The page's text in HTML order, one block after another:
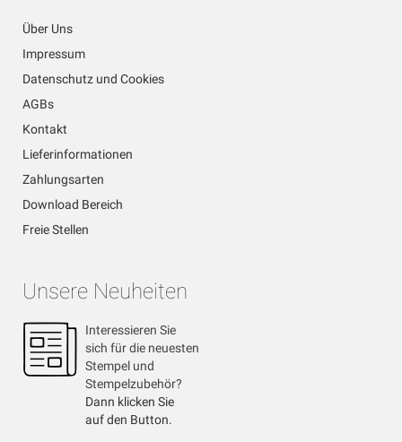
Über Uns
Impressum
Datenschutz und Cookies
AGBs
Kontakt
Lieferinformationen
Zahlungsarten
Download Bereich
Freie Stellen
Unsere Neuheiten
Interessieren Sie
sich für die neuesten
Stempel und
Stempelzubehör?
Dann klicken Sie
auf den Button.